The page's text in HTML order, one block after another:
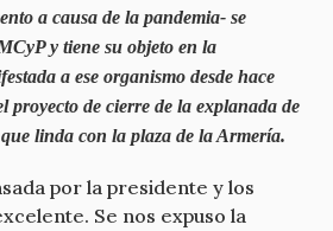
a causa de la pandemia‐ se
y tiene su objeto en la
a ese organismo desde hace
proyecto de cierre de la explanada de
linda con la plaza de la Armería.
por la presidente y los
Se nos expuso la